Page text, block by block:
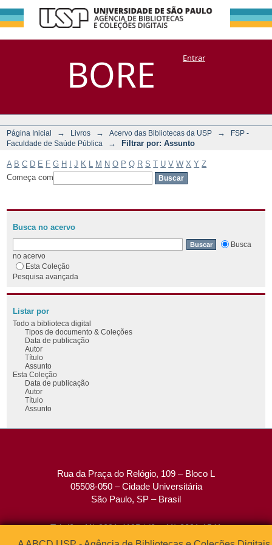
BORE
Filtrar por:
Assunto
DSpace/Manakin + CoriscoEntrar
Página Inicial → Livros → Acervo das Bibliotecas da USP →
FSP -
Faculdade de Saúde Pública
→ Filtrar por: Assunto
A B C D E F G H J K M N O P Q R S T U V W X Y Z
Começa com
Busca no acervo
Busca
no acervo
Esta Coleção
Pesquisa avançada
Listar por
Todo a biblioteca digital
Tipos de documento & Coleções
Data de publicação
Autor
Título
Assunto
Esta Coleção
Data de publicação
Autor
Título
Assunto
Rua da Praça do Relógio, 109 – Bloco L
05508-050 – Cidade Universitária
São Paulo, SP – Brasil
Tel: (0xx11) 3091-4195 / (0xx11) 3091-1541
Fax: (0xx11) 3091-1567